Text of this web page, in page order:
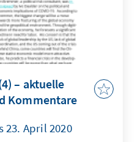
– aktuelle
Kommentare
23. April 2020